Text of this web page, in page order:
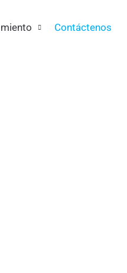
Contáctenos